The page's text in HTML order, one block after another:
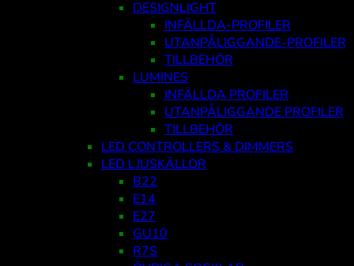
DESIGNLIGHT
INFÄLLDA-PROFILER
UTANPÅLIGGANDE-PROFILER
TILLBEHÖR
LUMINES
INFÄLLDA PROFILER
UTANPÅLIGGANDE PROFILER
TILLBEHÖR
LED CONTROLLERS & DIMMERS
LED LJUSKÄLLOR
B22
E14
E27
GU10
R7S